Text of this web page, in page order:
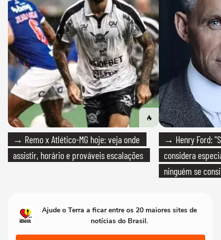
→ Remo x Atlético-MG hoje: veja onde
assistir, horário e prováveis escalações
→ Henry Ford:
considera
ninguém se
Ajude o Terra a ficar entre os 20 maiores sites de
notícias do Brasil.